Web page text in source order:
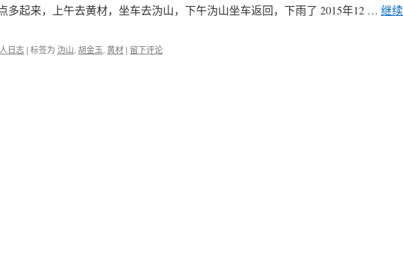
多起来，上午去黄材，坐车去沩山，下午沩山坐车返回，下雨了 2015年12 … 继续
日志 | 标签为 沩山, 胡金玉, 黄材 | 留下评论